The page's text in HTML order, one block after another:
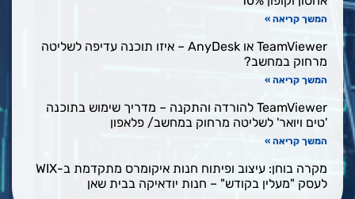
המשך קריאה »
TeamViewer או AnyDesk – איזו תוכנה עדיפה לשליטה
מרחוק במחשב?
המשך קריאה »
TeamViewer להורדה והתקנה – מדריך שימוש בתוכנה
'טים ויואר' לשליטה מרחוק במחשב/ פלאפון
המשך קריאה »
מקרה בוחן: עיצוב ופיתוח חנות איקומרס מתקדמת ב-WIX
לעסק "מעלין בקודש" – חנות יודאיקה בבית שאן